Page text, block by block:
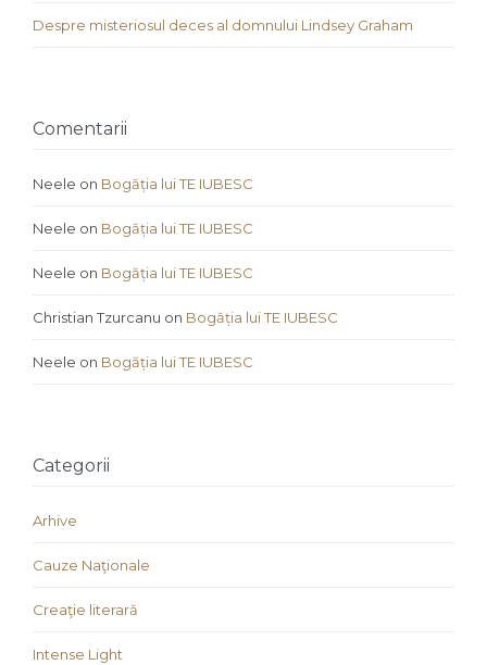
Despre misteriosul deces al domnului Lindsey Graham
Comentarii
Neele on Bogăția lui TE IUBESC
Neele on Bogăția lui TE IUBESC
Neele on Bogăția lui TE IUBESC
Christian Tzurcanu on Bogăția lui TE IUBESC
Neele on Bogăția lui TE IUBESC
Categorii
Arhive
Cauze Naţionale
Creaţie literară
Intense Light